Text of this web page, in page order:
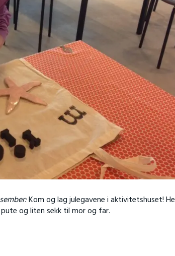
Kom og lag julegavene i aktivitetshuset!
og liten sekk til mor og far.